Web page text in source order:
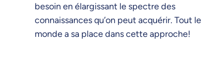
besoin en élargissant le spectre des
connaissances qu’on peut acquérir. Tout le
monde a sa place dans cette approche!